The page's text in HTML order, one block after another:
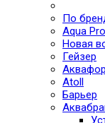
По
Aqua Pro
Новая
Гейзер
Аквафор
Atoll
Барьер